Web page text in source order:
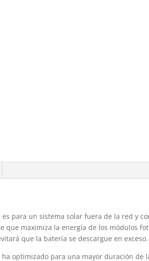
para un sistema solar fuera de la red y
que maximiza la energía de los módulos
que la batería se descargue en exceso.
ha optimizado para una mayor duración